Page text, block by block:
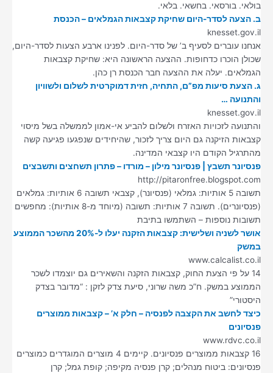
בולאי. בורסאי. בחשאי. בלאי.
ב. הצעה לסדר-היום שחיקת קצבאות הגמלאים – הכנסת
knesset.gov.il
אנחנו עוברים לסעיף ב’ של סדר-היום. לפנינו ארבע הצעות לסדר-היום,
שכולן הוכרו כדחופות. ההצעה הראשונה היא: שחיקת קצבאות
הגמלאים. יעלה את ההצעה חבר הכנסת רן כהן.
ג. הצעת סיעות מפ”ם, התחיה, חזית דמוקרטית לשלום ולשוויון
והתנועה …
knesset.gov.il
והתנועה לזכויות האזרח ולשלום להביע אי-אמון לממשלה בשל מיסוי
קצבאות הזיקנה גם היום צריך לזכור, שהיחידים שנפגעו פגיעה קשה
מהתרגיל הקודם היו קצבאי המדינה.
פנסיונר תשבץ | פנסיונר מילון – מורדו – פתרון תשחצים ותשבצים
http://pitaronfree.blogspot.com
תשובה 5 אותיות: גמלאי (פנסיונר), קצבאי תשובה 6 אותיות: גמלאים
(פנסיונרים). תשובה 7 אותיות: תשובה (מיוחד מ-8 אותיות): מחפשים
תשובות נוספות – השתמשו בתיבת
אושר לשניה ושלישית: קצבאות הזקנה יעלו ל-20% מהשכר הממוצע
במשק
www.calcalist.co.il
14 על פי הצעת החוק, קצבאות הזקנה והשאירים גם יוצמדו לשכר
הממוצע במשק. ח”כ משה שרוני, סיעת צדק לזקן : “מדובר בצדק
היסטורי”
כיצד לחשב את הקצבה לפנסיה – חלק א’ – קצבאות ממוצרים
פנסיונים
www.rdvc.co.il
16 קצבאות ממוצרים פנסיונים. קיימים 4 מוצרים המוגדרים כמוצרים
פנסיונים: ביטוח מנהלים; קרן פנסיה מקיפה; קופת גמל; קרן